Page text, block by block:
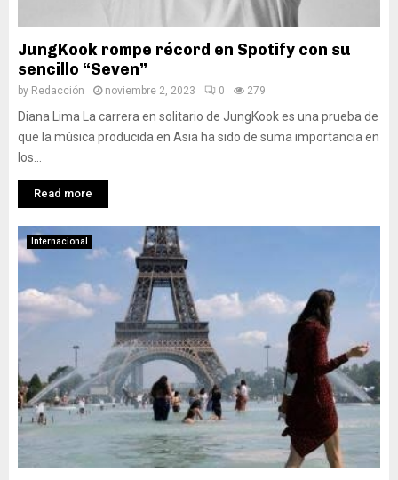
JungKook rompe récord en Spotify con su
sencillo “Seven”
by Redacción noviembre 2, 2023 0 279
Diana Lima La carrera en solitario de JungKook es una prueba de
que la música producida en Asia ha sido de suma importancia en
los...
Read more
Internacional